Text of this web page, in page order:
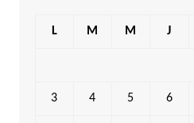
L M M J
3 4 5 6